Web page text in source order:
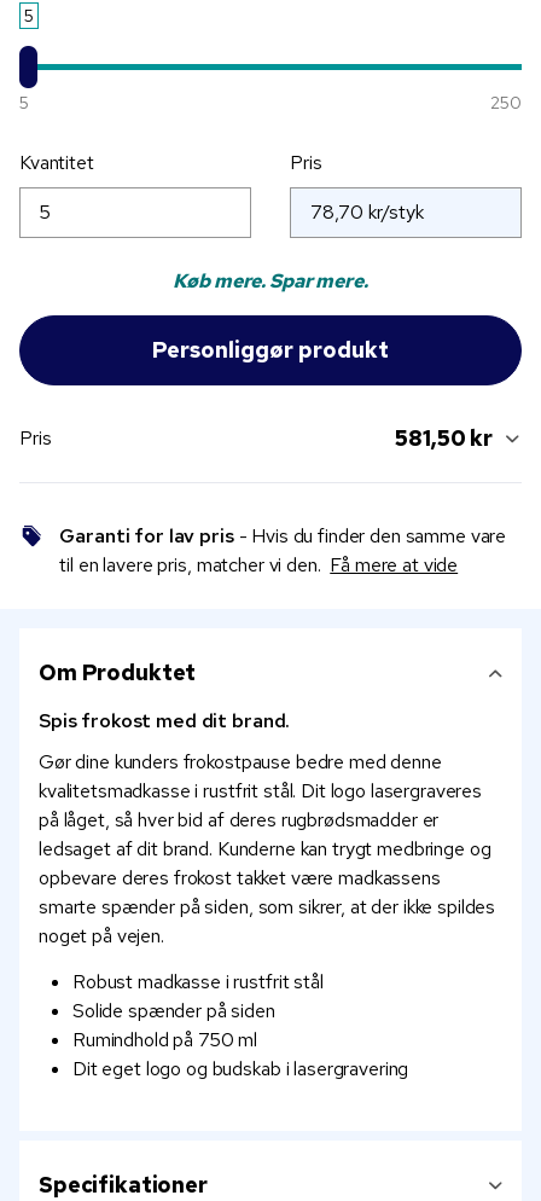
5
5 250
Kvantitet Pris
Køb mere. Spar mere.
Pris 581,50 kr
Garanti for lav pris- Hvis du finder den samme vare
til en lavere pris, matcher vi den. Få mere at vide
Om Produktet
Spis frokost med dit brand.
Gør dine kunders frokostpause bedre med denne
kvalitetsmadkasse i rustfrit stål. Dit logo lasergraveres
på låget, så hver bid af deres rugbrødsmadder er
ledsaget af dit brand. Kunderne kan trygt medbringe og
opbevare deres frokost takket være madkassens
smarte spænder på siden, som sikrer, at der ikke spildes
noget på vejen.
Robust madkasse i rustfrit stål
Solide spænder på siden
Rumindhold på 750 ml
Dit eget logo og budskab i lasergravering
Specifikationer